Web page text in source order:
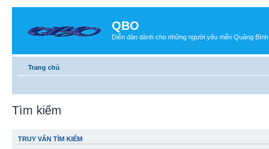
QBO
Diễn đàn dành cho những người yêu mến Quảng Bình
Trang chủ
Tìm kiếm
TRUY VẤN TÌM KIẾM